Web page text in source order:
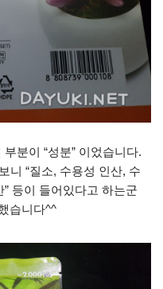
분이 “성분” 이었습니다.
니 “질소, 수용성 인산, 수
등이 들어있다고 하는군
습니다^^